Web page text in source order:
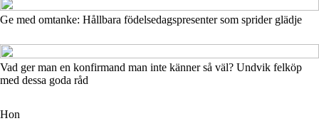
Ge med omtanke: Hållbara födelsedagspresenter som sprider glädje
Vad ger man en konfirmand man inte känner så väl? Undvik felköp
med dessa goda råd
Hon